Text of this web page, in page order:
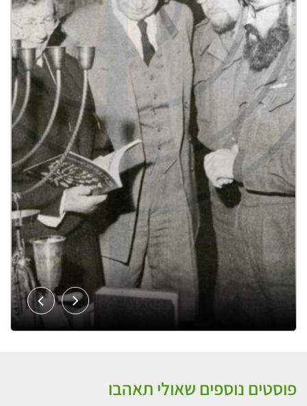
פוסטים נוספים שאולי תאהבו